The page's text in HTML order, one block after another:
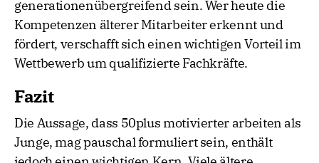
generationenübergreifend sein. Wer heute die
Kompetenzen älterer Mitarbeiter erkennt und
fördert, verschafft sich einen wichtigen Vorteil im
Wettbewerb um qualifizierte Fachkräfte.
Fazit
Die Aussage, dass 50plus motivierter arbeiten als
Junge, mag pauschal formuliert sein, enthält